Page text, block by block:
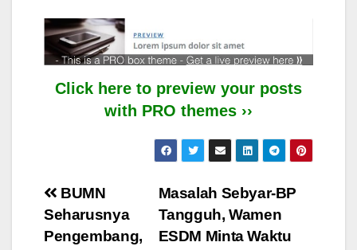
Click here to preview your posts
with PRO themes ››
Post
navigation
Masalah Sebyar-BP
Tangguh, Wamen
ESDM Minta Waktu
BUMN
Seharusnya
Pengembang,